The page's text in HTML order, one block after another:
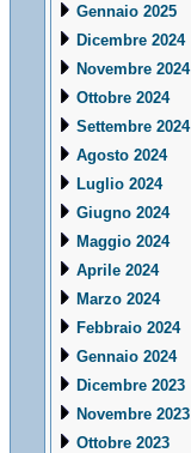
Gennaio 2025
Dicembre 2024
Novembre 2024
Ottobre 2024
Settembre 2024
Agosto 2024
Luglio 2024
Giugno 2024
Maggio 2024
Aprile 2024
Marzo 2024
Febbraio 2024
Gennaio 2024
Dicembre 2023
Novembre 2023
Ottobre 2023